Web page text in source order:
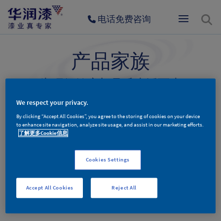
电话免费咨询
产品家族
为环保健康与品质生活而生
墙面漆产品 木器漆产品 辅料产品
墙面漆产品分类
We respect your privacy.
By clicking “Accept All Cookies”, you agree to the storing of cookies on your device
to enhance site navigation, analyze site usage, and assist in our marketing efforts.
了解更多Cookie信息
Cookies Settings
Reject All
Accept All Cookies